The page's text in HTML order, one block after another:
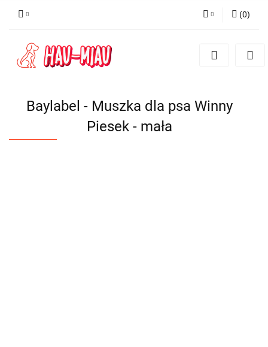
(0)
Baylabel - Muszka dla psa Winny
Piesek - mała